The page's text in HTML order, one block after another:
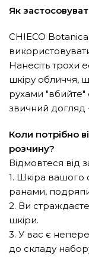
Як
CHIECO
Нанесіть трохи
шкіру обличчя,
рухами "вбийте"
звичний догляд
Коли потрібно
розчину?
Відмовтеся від
1. Шкіра
ранами,
2. Ви
шкіри.
3. У вас є
до складу